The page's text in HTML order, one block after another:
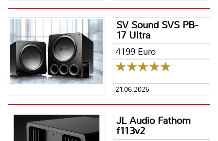
SV Sound SVS PB-
17 Ultra
4199 Euro
21.06.2025
JL Audio Fathom
f113v2